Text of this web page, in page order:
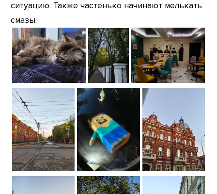
ситуацию. Также частенько начинают мелькать
смазы.